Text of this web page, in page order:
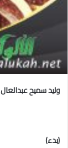
وليد سميح عبدالعال
(بدء)